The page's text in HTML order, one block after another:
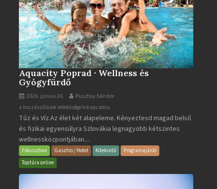
Aquacity Poprad · Wellness és
Gyógyfürdő
2026. június 24. Pusztay Sándor
Aquacity
Poprad
·
Wellness
és
Gyógyfürdő
a hozzászólások lehetősége kikapcsolva
Tűz és Víz.Az élet két alapeleme. Kényeztesd magad belső
és fizikai egyensúlyra Szlovákia legnagyobb kétszintes
wellnessközpontjában....
Fókuszban Gasztro / Hotel Kitekintő
Programajánló
Toptúra online